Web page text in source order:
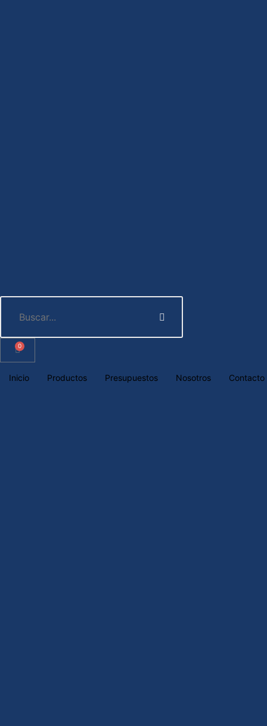
0
Inicio Productos Presupuestos Nosotros Contacto